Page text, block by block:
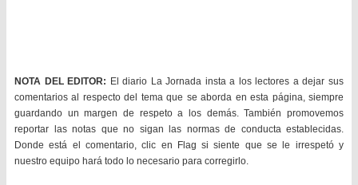
NOTA DEL EDITOR: El diario La Jornada insta a los lectores a dejar sus
comentarios al respecto del tema que se aborda en esta página, siempre
guardando un margen de respeto a los demás. También promovemos
reportar las notas que no sigan las normas de conducta establecidas.
Donde está el comentario, clic en Flag si siente que se le irrespetó y
nuestro equipo hará todo lo necesario para corregirlo.